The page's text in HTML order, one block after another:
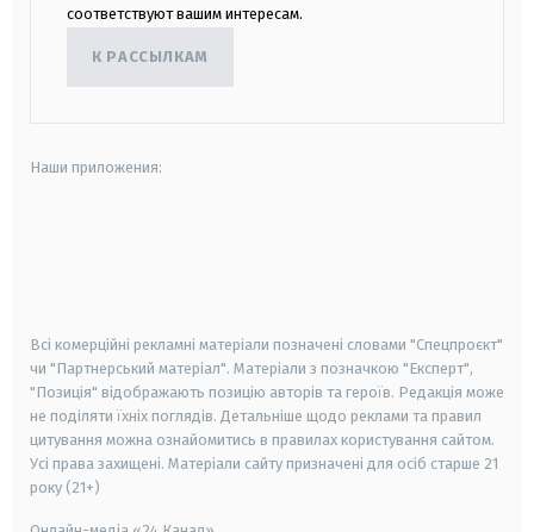
соответствуют вашим интересам.
К РАССЫЛКАМ
Наши приложения:
Всі комерційні рекламні матеріали позначені словами "Спецпроєкт"
чи "Партнерський матеріал". Матеріали з позначкою "Експерт",
"Позиція" відображають позицію авторів та героїв. Редакція може
не поділяти їхніх поглядів. Детальніше щодо реклами та правил
цитування можна ознайомитись в правилах користування сайтом.
Усі права захищені. Матеріали сайту призначені для осіб старше 21
року (21+)